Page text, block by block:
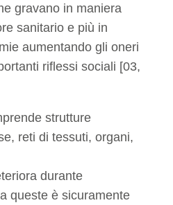
gravano in maniera
sanitario e più in
aumentando gli oneri
riflessi sociali [03,
strutture
reti di tessuti, organi,
durante
queste è sicuramente